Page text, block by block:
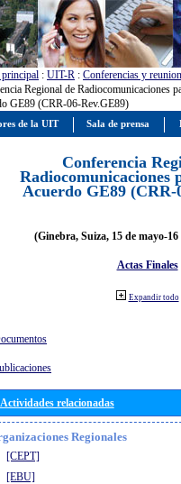
principal : UIT-R : Conferencias y
Regional de Radiocomunicaciones
GE89 (CRR-06-Rev.GE89)
Conferencia
Radiocomunicaciones
Acuerdo GE89 (CRR-
(Ginebra, Suiza, 15 de mayo-
Actas Finales
Expandir todo
Actividades relacionadas
Regionales
[CEPT]
[EBU]
de la UIT Sala de prensa